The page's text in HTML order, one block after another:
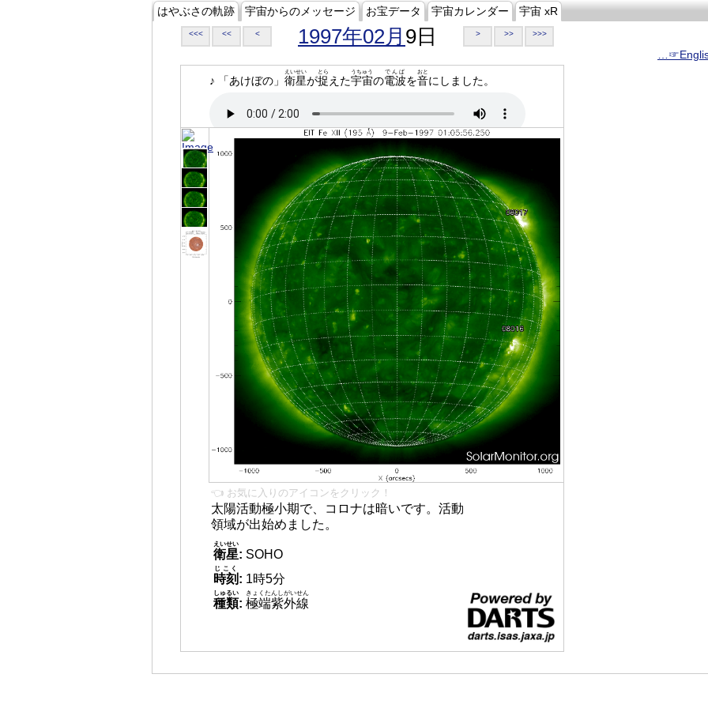
はやぶさの軌跡 宇宙からのメッセージ お宝データ 宇宙カレンダー 宇宙 xR
<<< << < 1997年02月 9日 > >> >>>
♪ 「あけぼの」 衛星
えいせい
が捉
とら
えた宇宙
うちゅう
の電波
でんぱ
を音
おと
にしました。
👈 お気に入りのアイコンをクリック！
太陽活動極小期で、コロナは暗いです。活動
領域が出始めました。
衛星
えいせい
: SOHO
時刻
じこく
: 1時5分
種類
しゅるい
: 極端紫外線
きょくたんしがいせん